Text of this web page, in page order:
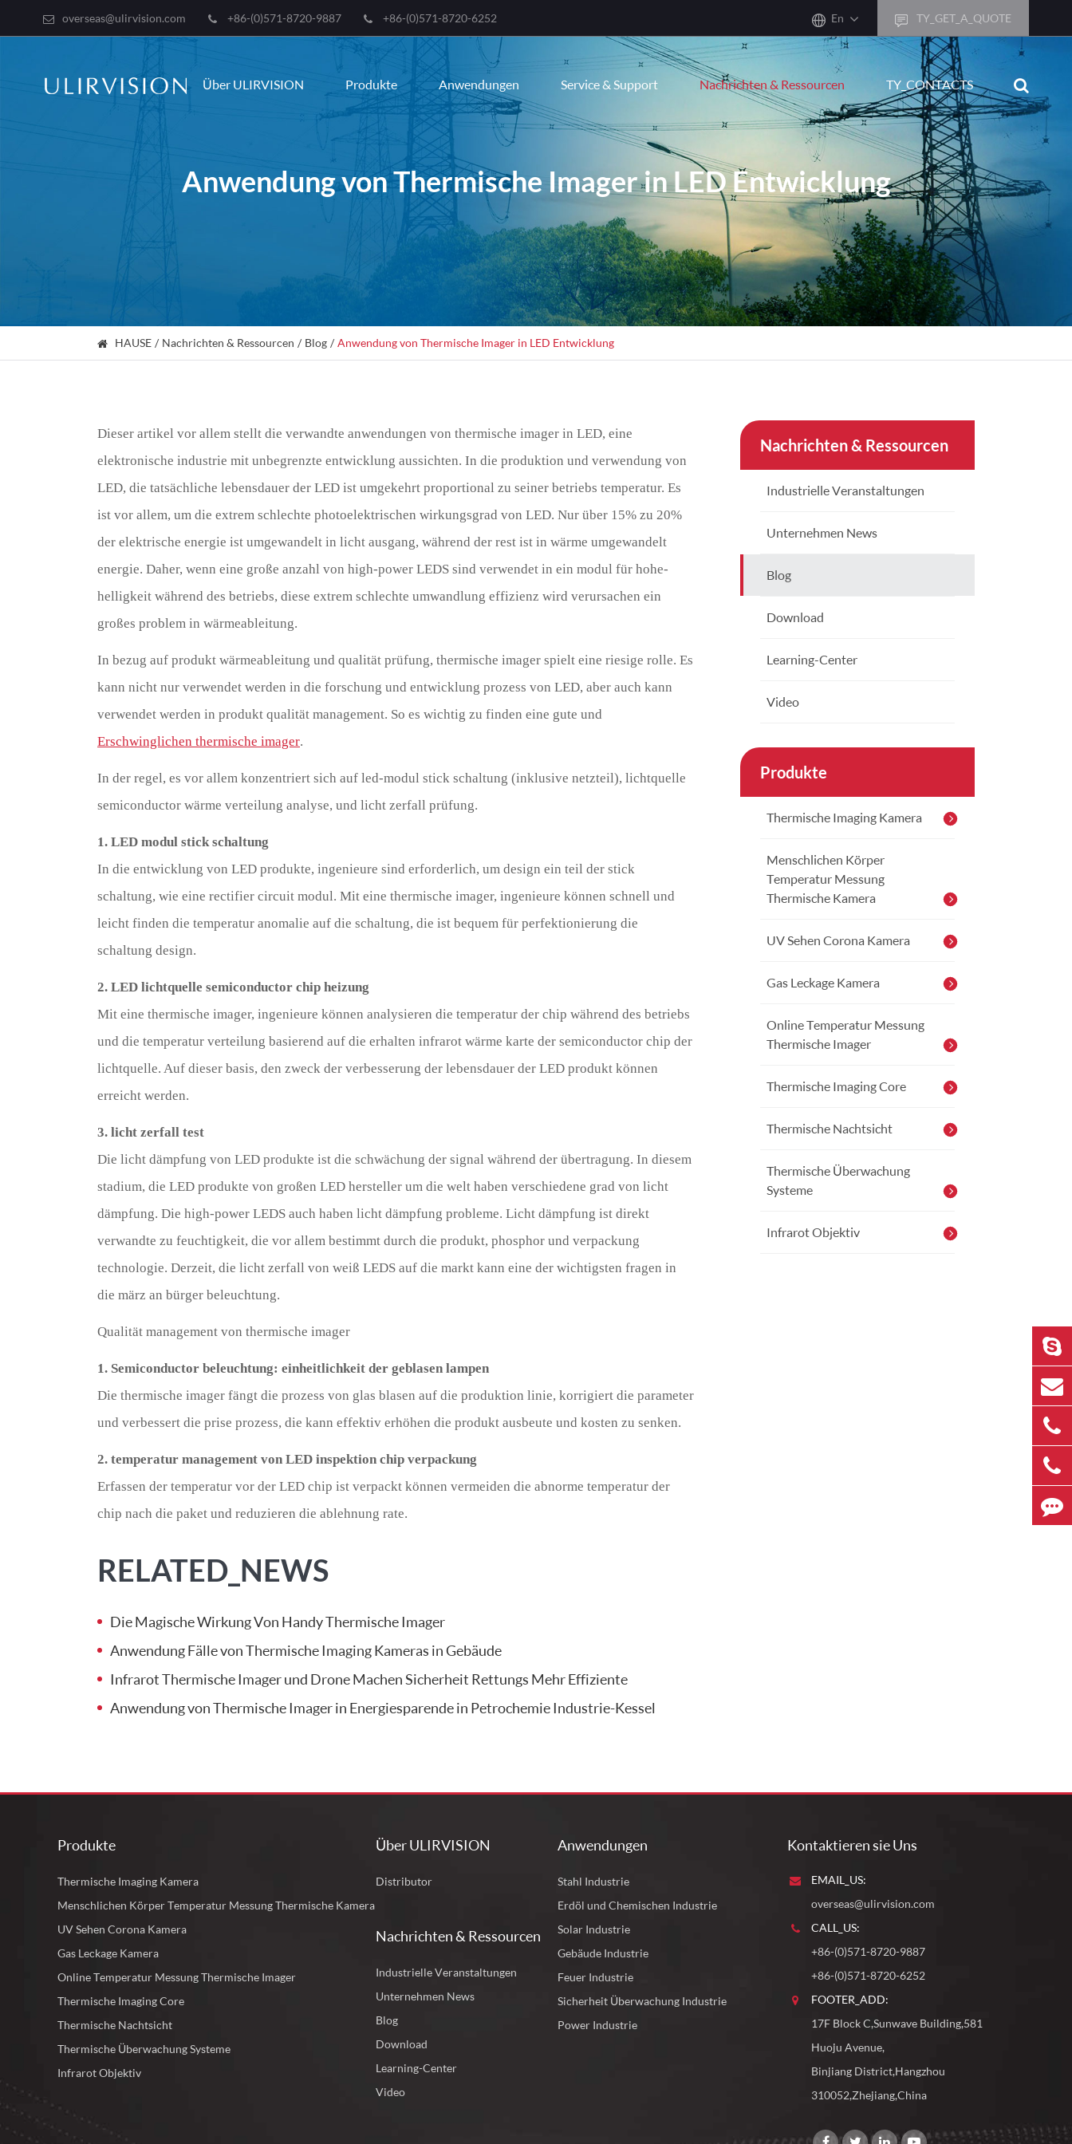
overseas@ulirvision.com +86-(0)571-8720-9887 +86-(0)571-8720-6252 En
English
한국어
français
Deutsch
Español
русский
português
TY_GET_A_QUOTE
Über ULIRVISION Produkte Anwendungen Service & Support Nachrichten & Ressourcen TY_CONTACTS
Anwendung von Thermische Imager in LED Entwicklung
HAUSE Nachrichten & Ressourcen Blog Anwendung von Thermische Imager in LED Entwicklung
Dieser artikel vor allem stellt die verwandte anwendungen von thermische imager in LED, eine
elektronische industrie mit unbegrenzte entwicklung aussichten. In die produktion und verwendung von
LED, die tatsächliche lebensdauer der LED ist umgekehrt proportional zu seiner betriebs temperatur. Es
ist vor allem, um die extrem schlechte photoelektrischen wirkungsgrad von LED. Nur über 15% zu 20%
der elektrische energie ist umgewandelt in licht ausgang, während der rest ist in wärme umgewandelt
energie. Daher, wenn eine große anzahl von high-power LEDS sind verwendet in ein modul für hohe-
helligkeit während des betriebs, diese extrem schlechte umwandlung effizienz wird verursachen ein
großes problem in wärmeableitung.
In bezug auf produkt wärmeableitung und qualität prüfung, thermische imager spielt eine riesige rolle. Es
kann nicht nur verwendet werden in die forschung und entwicklung prozess von LED, aber auch kann
verwendet werden in produkt qualität management. So es wichtig zu finden eine gute und
Erschwinglichen thermische imager.
In der regel, es vor allem konzentriert sich auf led-modul stick schaltung (inklusive netzteil), lichtquelle
semiconductor wärme verteilung analyse, und licht zerfall prüfung.
1. LED modul stick schaltung
In die entwicklung von LED produkte, ingenieure sind erforderlich, um design ein teil der stick
schaltung, wie eine rectifier circuit modul. Mit eine thermische imager, ingenieure können schnell und
leicht finden die temperatur anomalie auf die schaltung, die ist bequem für perfektionierung die
schaltung design.
2. LED lichtquelle semiconductor chip heizung
Mit eine thermische imager, ingenieure können analysieren die temperatur der chip während des betriebs
und die temperatur verteilung basierend auf die erhalten infrarot wärme karte der semiconductor chip der
lichtquelle. Auf dieser basis, den zweck der verbesserung der lebensdauer der LED produkt können
erreicht werden.
3. licht zerfall test
Die licht dämpfung von LED produkte ist die schwächung der signal während der übertragung. In diesem
stadium, die LED produkte von großen LED hersteller um die welt haben verschiedene grad von licht
dämpfung. Die high-power LEDS auch haben licht dämpfung probleme. Licht dämpfung ist direkt
verwandte zu feuchtigkeit, die vor allem bestimmt durch die produkt, phosphor und verpackung
technologie. Derzeit, die licht zerfall von weiß LEDS auf die markt kann eine der wichtigsten fragen in
die märz an bürger beleuchtung.
Qualität management von thermische imager
1. Semiconductor beleuchtung: einheitlichkeit der geblasen lampen
Die thermische imager fängt die prozess von glas blasen auf die produktion linie, korrigiert die parameter
und verbessert die prise prozess, die kann effektiv erhöhen die produkt ausbeute und kosten zu senken.
2. temperatur management von LED inspektion chip verpackung
Erfassen der temperatur vor der LED chip ist verpackt können vermeiden die abnorme temperatur der
chip nach die paket und reduzieren die ablehnung rate.
RELATED_NEWS
Die Magische Wirkung Von Handy Thermische Imager
Anwendung Fälle von Thermische Imaging Kameras in Gebäude
Infrarot Thermische Imager und Drone Machen Sicherheit Rettungs Mehr Effiziente
Anwendung von Thermische Imager in Energiesparende in Petrochemie Industrie-Kessel
Nachrichten & Ressourcen
Industrielle Veranstaltungen
Unternehmen News
Blog
Download
Learning-Center
Video
Produkte
Thermische Imaging Kamera
Menschlichen Körper
Temperatur Messung
Thermische Kamera
UV Sehen Corona Kamera
Gas Leckage Kamera
Online Temperatur Messung
Thermische Imager
Thermische Imaging Core
Thermische Nachtsicht
Thermische Überwachung
Systeme
Infrarot Objektiv
Produkte
Thermische Imaging Kamera
Menschlichen Körper Temperatur Messung Thermische Kamera
UV Sehen Corona Kamera
Gas Leckage Kamera
Online Temperatur Messung Thermische Imager
Thermische Imaging Core
Thermische Nachtsicht
Thermische Überwachung Systeme
Infrarot Objektiv
Über ULIRVISION
Distributor
Nachrichten & Ressourcen
Industrielle Veranstaltungen
Unternehmen News
Blog
Download
Learning-Center
Video
Anwendungen
Stahl Industrie
Erdöl und Chemischen Industrie
Solar Industrie
Gebäude Industrie
Feuer Industrie
Sicherheit Überwachung Industrie
Power Industrie
Kontaktieren sie Uns
EMAIL_US:
overseas@ulirvision.com
CALL_US:
+86-(0)571-8720-9887
+86-(0)571-8720-6252
FOOTER_ADD:
17F Block C,Sunwave Building,581
Huoju Avenue,
Binjiang District,Hangzhou
310052,Zhejiang,China